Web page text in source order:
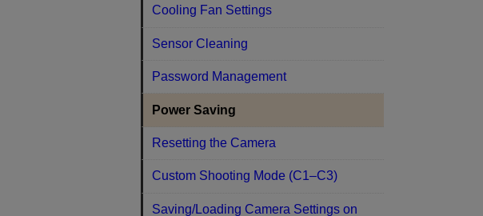
Cooling Fan Settings
Sensor Cleaning
Password Management
Power Saving
Resetting the Camera
Custom Shooting Mode (C1–C3)
Saving/Loading Camera Settings on